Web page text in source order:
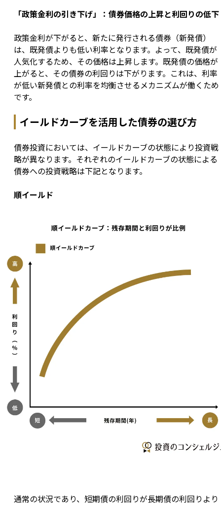
「政策金利の引き下げ」：債券価格の上昇と利回りの低下
政策金利が下がると、新たに発行される債券（新発債）
は、既発債よりも低い利率となります。よって、既発債が
人気化するため、その価格は上昇します。既発債の価格が
上がると、その債券の利回りは下がります。これは、利率
が低い新発債との利率を均衡させるメカニズムが働くため
です。
イールドカーブを活用した債券の選び方
債券投資においては、イールドカーブの状態により投資戦
略が異なります。それぞれのイールドカーブの状態による
債券への投資戦略は下記となります。
順イールド
通常の状況であり、短期債の利回りが長期債の利回りより